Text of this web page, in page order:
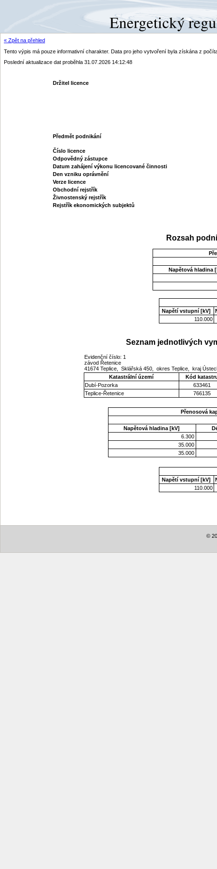
« Zpět na přehled
Tento výpis má pouze informativní charakter. Data pro jeho vytvoření byla získána z
Poslední aktualizace dat proběhla 31.07.2026 14:12:48
Držitel licence
Předmět podnikání
Číslo licence
Odpovědný zástupce
Datum zahájení výkonu licencované činnosti
Den vzniku oprávnění
Verze licence
Obchodní rejstřík
Živnostenský rejstřík
Rejstřík ekonomických subjektů
Rozsah
Napětová hladina
Napětí vstupní [kV]
110.000
Seznam jednotlivých
Evidenční číslo: 1
závod Řetenice
41674 Teplice, Sklářská 450, okres Teplice, kraj
Katastrální území
Kód
Dubí-Pozorka
633461
Teplice-Řetenice
766135
Přenosová
Napětová hladina [kV]
6.300
35.000
35.000
Napětí vstupní [kV]
110.000
©